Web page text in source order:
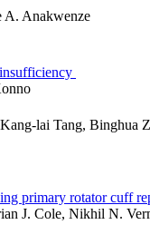
A. Anakwenze
lai Tang, Binghua
primary rotator cuff
J. Cole, Nikhil N.